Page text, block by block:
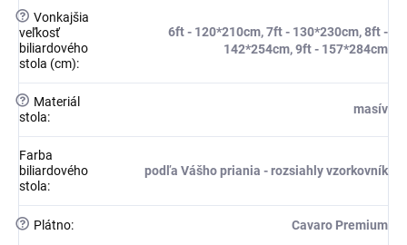
? Vonkajšia
veľkosť
biliardového
stola (cm):
6ft - 120*210cm, 7ft - 130*230cm, 8ft -
142*254cm, 9ft - 157*284cm
?
Materiál
stola:
masív
Farba
biliardového
stola:
podľa Vášho priania - rozsiahly vzorkovník
? Plátno: Cavaro Premium